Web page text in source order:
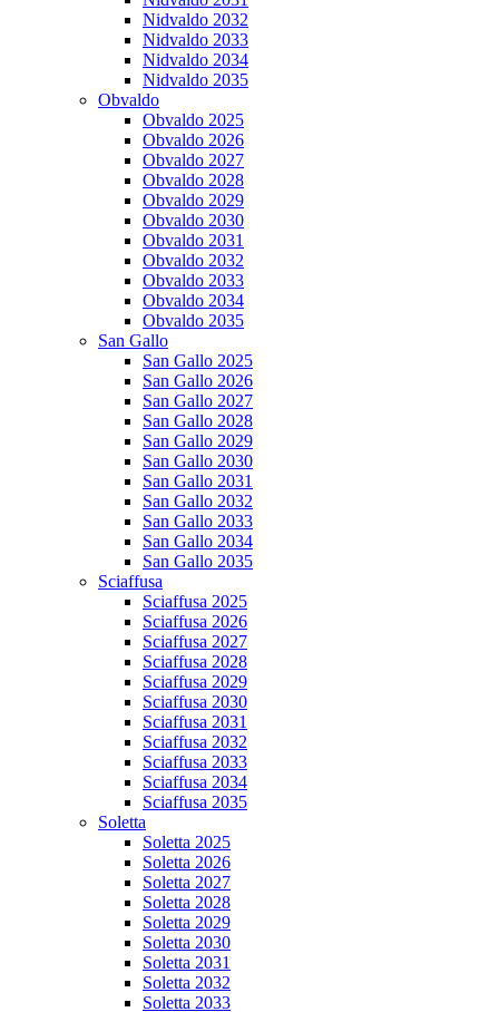
Nidvaldo 2032
Nidvaldo 2033
Nidvaldo 2034
Nidvaldo 2035
Obvaldo
Obvaldo 2025
Obvaldo 2026
Obvaldo 2027
Obvaldo 2028
Obvaldo 2029
Obvaldo 2030
Obvaldo 2031
Obvaldo 2032
Obvaldo 2033
Obvaldo 2034
Obvaldo 2035
San Gallo
San Gallo 2025
San Gallo 2026
San Gallo 2027
San Gallo 2028
San Gallo 2029
San Gallo 2030
San Gallo 2031
San Gallo 2032
San Gallo 2033
San Gallo 2034
San Gallo 2035
Sciaffusa
Sciaffusa 2025
Sciaffusa 2026
Sciaffusa 2027
Sciaffusa 2028
Sciaffusa 2029
Sciaffusa 2030
Sciaffusa 2031
Sciaffusa 2032
Sciaffusa 2033
Sciaffusa 2034
Sciaffusa 2035
Soletta
Soletta 2025
Soletta 2026
Soletta 2027
Soletta 2028
Soletta 2029
Soletta 2030
Soletta 2031
Soletta 2032
Soletta 2033